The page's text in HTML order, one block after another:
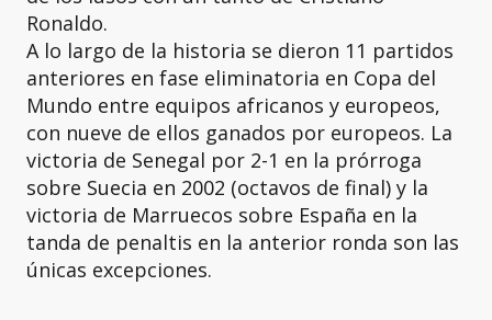
Ronaldo.
A lo largo de la historia se dieron 11 partidos
anteriores en fase eliminatoria en Copa del
Mundo entre equipos africanos y europeos,
con nueve de ellos ganados por europeos. La
victoria de Senegal por 2-1 en la prórroga
sobre Suecia en 2002 (octavos de final) y la
victoria de Marruecos sobre España en la
tanda de penaltis en la anterior ronda son las
únicas excepciones.